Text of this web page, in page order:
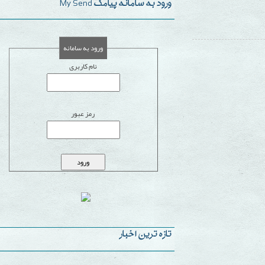
ورود به سامانه پیامک My Send
ورود به سامانه
نام کاربری
تازه ترین اخبار